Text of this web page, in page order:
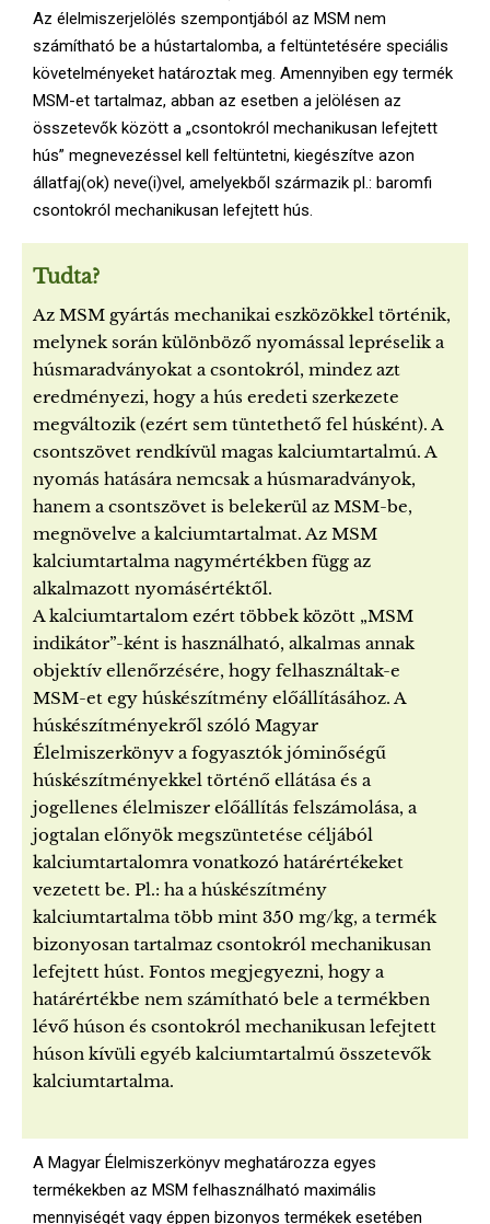
Az élelmiszerjelölés szempontjából az MSM nem
számítható be a hústartalomba, a feltüntetésére speciális
követelményeket határoztak meg. Amennyiben egy termék
MSM-et tartalmaz, abban az esetben a jelölésen az
összetevők között a „csontokról mechanikusan lefejtett
hús” megnevezéssel kell feltüntetni, kiegészítve azon
állatfaj(ok) neve(i)vel, amelyekből származik pl.: baromfi
csontokról mechanikusan lefejtett hús.
Tudta?
Az MSM gyártás mechanikai eszközökkel történik,
melynek során különböző nyomással lepréselik a
húsmaradványokat a csontokról, mindez azt
eredményezi, hogy a hús eredeti szerkezete
megváltozik (ezért sem tüntethető fel húsként). A
csontszövet rendkívül magas kalciumtartalmú. A
nyomás hatására nemcsak a húsmaradványok,
hanem a csontszövet is belekerül az MSM-be,
megnövelve a kalciumtartalmat. Az MSM
kalciumtartalma nagymértékben függ az
alkalmazott nyomásértéktől.
A kalciumtartalom ezért többek között „MSM
indikátor”-ként is használható, alkalmas annak
objektív ellenőrzésére, hogy felhasználtak-e
MSM-et egy húskészítmény előállításához. A
húskészítményekről szóló Magyar
Élelmiszerkönyv a fogyasztók jóminőségű
húskészítményekkel történő ellátása és a
jogellenes élelmiszer előállítás felszámolása, a
jogtalan előnyök megszüntetése céljából
kalciumtartalomra vonatkozó határértékeket
vezetett be. Pl.: ha a húskészítmény
kalciumtartalma több mint 350 mg/kg, a termék
bizonyosan tartalmaz csontokról mechanikusan
lefejtett húst. Fontos megjegyezni, hogy a
határértékbe nem számítható bele a termékben
lévő húson és csontokról mechanikusan lefejtett
húson kívüli egyéb kalciumtartalmú összetevők
kalciumtartalma.
A Magyar Élelmiszerkönyv meghatározza egyes
termékekben az MSM felhasználható maximális
mennyiségét vagy éppen bizonyos termékek esetében